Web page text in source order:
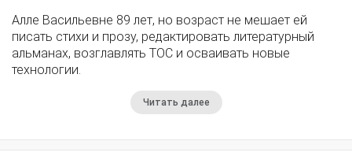
Алле Васильевне 89 лет, но возраст не мешает ей
писать стихи и прозу, редактировать литературный
альманах, возглавлять ТОС и осваивать новые
технологии.
Читать далее